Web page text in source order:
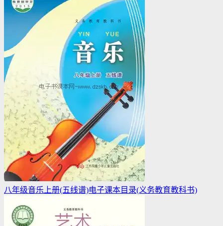
八年级音乐上册(五线谱)电子课本目录(义务教育教科书)